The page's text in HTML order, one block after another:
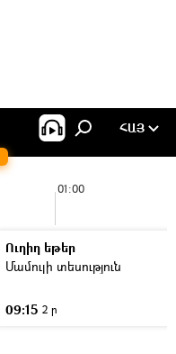
ՀԱՅ
01:00
Ուղիղ եթեր
Մամուլի տեսություն
09:15 2 ր